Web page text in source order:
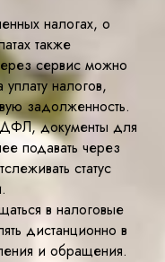
налогах, о
также
сервис можно
налогов,
задолженность.
документы для
подавать через
статус
в налоговые
дистанционно в
и обращения.